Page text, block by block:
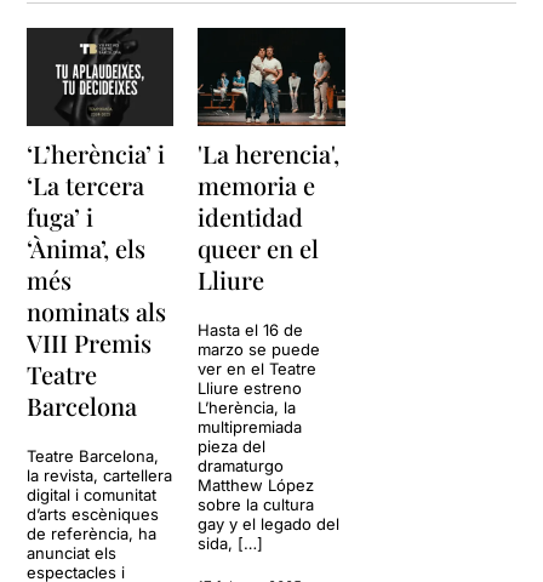
‘L’herència’ i
‘La tercera
fuga’ i
‘Ànima’, els
més
nominats als
VIII Premis
Teatre
Barcelona
Teatre Barcelona,
la revista, cartellera
digital i comunitat
d’arts escèniques
de referència, ha
anunciat els
espectacles i
'La herencia',
memoria e
identidad
queer en el
Lliure
Hasta el 16 de
marzo se puede
ver en el Teatre
Lliure estreno
L’herència, la
multipremiada
pieza del
dramaturgo
Matthew López
sobre la cultura
gay y el legado del
sida, […]